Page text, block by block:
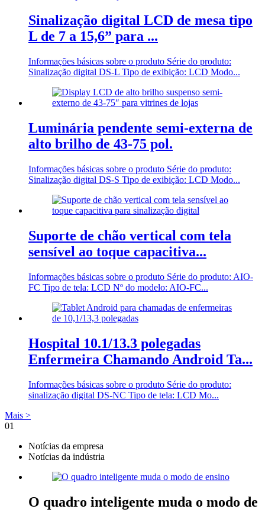
Sinalização digital LCD de mesa tipo
L de 7 a 15,6” para ...
Informações básicas sobre o produto Série do produto:
Sinalização digital DS-L Tipo de exibição: LCD Modo...
Luminária pendente semi-externa de
alto brilho de 43-75 pol.
Informações básicas sobre o produto Série do produto:
Sinalização digital DS-S Tipo de exibição: LCD Modo...
Suporte de chão vertical com tela
sensível ao toque capacitiva...
Informações básicas sobre o produto Série do produto: AIO-
FC Tipo de tela: LCD Nº do modelo: AIO-FC...
Hospital 10.1/13.3 polegadas
Enfermeira Chamando Android Ta...
Informações básicas sobre o produto Série do produto:
sinalização digital DS-NC Tipo de tela: LCD Mo...
Mais >
01
Notícias da empresa
Notícias da indústria
O quadro inteligente muda o modo de